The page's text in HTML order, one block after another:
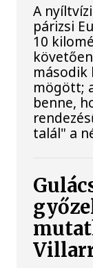
A
párizsi
10
második
mögött;
benne,
talál" a